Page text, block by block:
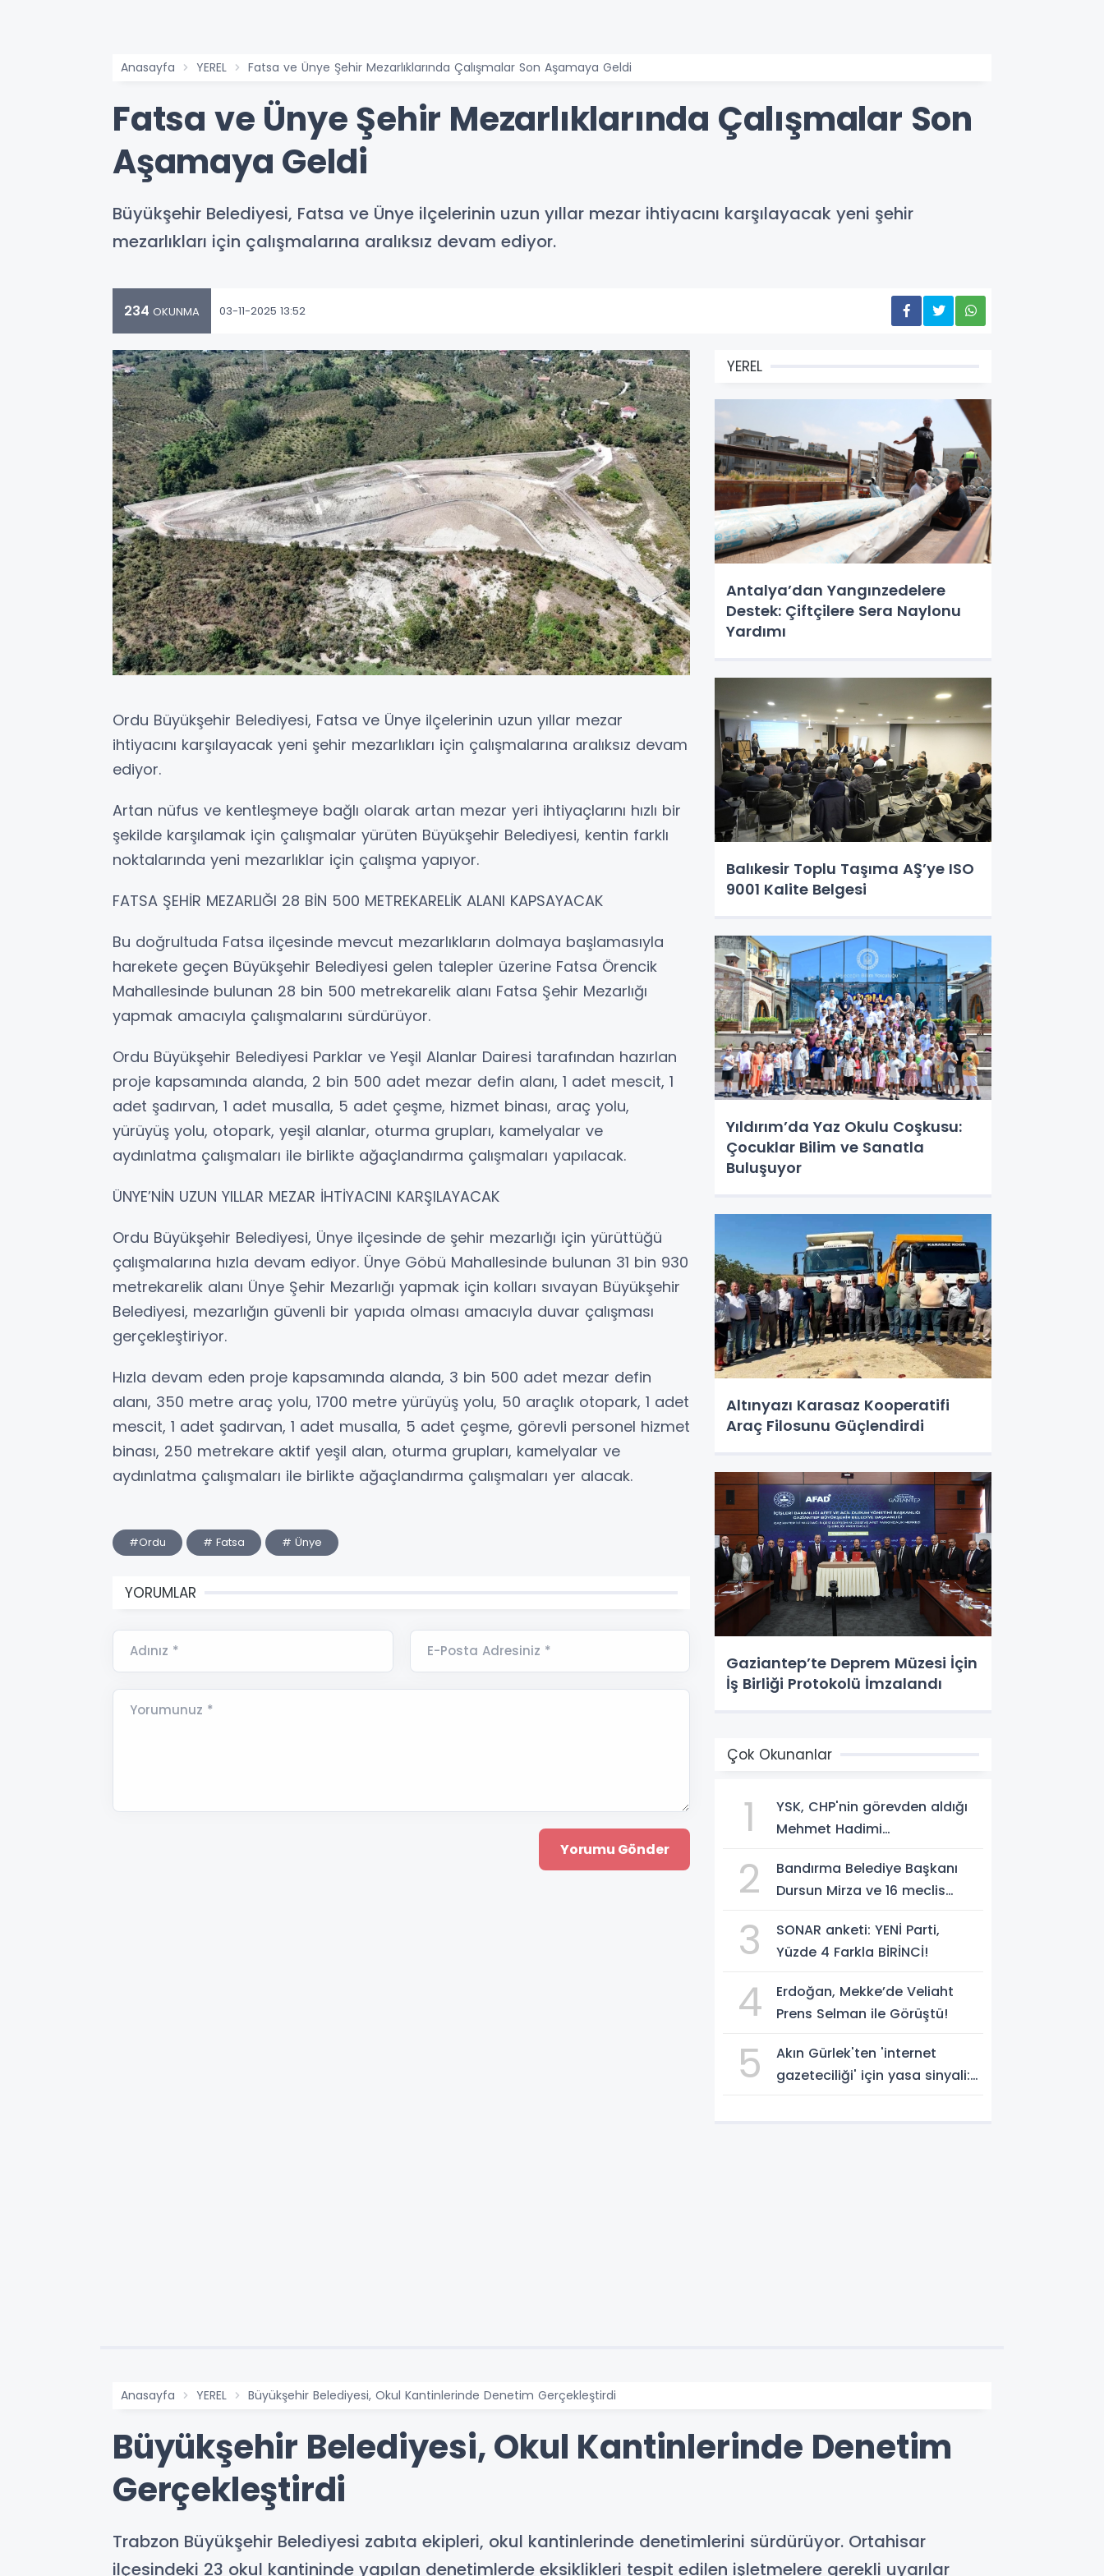
Anasayfa YEREL Fatsa ve Ünye Şehir Mezarlıklarında Çalışmalar Son Aşamaya Geldi
Fatsa ve Ünye Şehir Mezarlıklarında Çalışmalar Son
Aşamaya Geldi
Büyükşehir Belediyesi, Fatsa ve Ünye ilçelerinin uzun yıllar mezar ihtiyacını karşılayacak yeni şehir
mezarlıkları için çalışmalarına aralıksız devam ediyor.
234 OKUNMA 03-11-2025 13:52
Ordu Büyükşehir Belediyesi, Fatsa ve Ünye ilçelerinin uzun yıllar mezar
ihtiyacını karşılayacak yeni şehir mezarlıkları için çalışmalarına aralıksız devam
ediyor.
Artan nüfus ve kentleşmeye bağlı olarak artan mezar yeri ihtiyaçlarını hızlı bir
şekilde karşılamak için çalışmalar yürüten Büyükşehir Belediyesi, kentin farklı
noktalarında yeni mezarlıklar için çalışma yapıyor.
FATSA ŞEHİR MEZARLIĞI 28 BİN 500 METREKARELİK ALANI KAPSAYACAK
Bu doğrultuda Fatsa ilçesinde mevcut mezarlıkların dolmaya başlamasıyla
harekete geçen Büyükşehir Belediyesi gelen talepler üzerine Fatsa Örencik
Mahallesinde bulunan 28 bin 500 metrekarelik alanı Fatsa Şehir Mezarlığı
yapmak amacıyla çalışmalarını sürdürüyor.
Ordu Büyükşehir Belediyesi Parklar ve Yeşil Alanlar Dairesi tarafından hazırlan
proje kapsamında alanda, 2 bin 500 adet mezar defin alanı, 1 adet mescit, 1
adet şadırvan, 1 adet musalla, 5 adet çeşme, hizmet binası, araç yolu,
yürüyüş yolu, otopark, yeşil alanlar, oturma grupları, kamelyalar ve
aydınlatma çalışmaları ile birlikte ağaçlandırma çalışmaları yapılacak.
ÜNYE’NİN UZUN YILLAR MEZAR İHTİYACINI KARŞILAYACAK
Ordu Büyükşehir Belediyesi, Ünye ilçesinde de şehir mezarlığı için yürüttüğü
çalışmalarına hızla devam ediyor. Ünye Göbü Mahallesinde bulunan 31 bin 930
metrekarelik alanı Ünye Şehir Mezarlığı yapmak için kolları sıvayan Büyükşehir
Belediyesi, mezarlığın güvenli bir yapıda olması amacıyla duvar çalışması
gerçekleştiriyor.
Hızla devam eden proje kapsamında alanda, 3 bin 500 adet mezar defin
alanı, 350 metre araç yolu, 1700 metre yürüyüş yolu, 50 araçlık otopark, 1 adet
mescit, 1 adet şadırvan, 1 adet musalla, 5 adet çeşme, görevli personel hizmet
binası, 250 metrekare aktif yeşil alan, oturma grupları, kamelyalar ve
aydınlatma çalışmaları ile birlikte ağaçlandırma çalışmaları yer alacak.
#Ordu # Fatsa # Ünye
YORUMLAR
Adınız * E-Posta Adresiniz *
Yorumunuz *
YEREL
Antalya’dan Yangınzedelere
Destek: Çiftçilere Sera Naylonu
Yardımı
Balıkesir Toplu Taşıma AŞ’ye ISO
9001 Kalite Belgesi
Yıldırım’da Yaz Okulu Coşkusu:
Çocuklar Bilim ve Sanatla
Buluşuyor
Altınyazı Karasaz Kooperatifi
Araç Filosunu Güçlendirdi
Gaziantep’te Deprem Müzesi İçin
İş Birliği Protokolü İmzalandı
Çok Okunanlar
1
YSK, CHP'nin görevden aldığı
Mehmet Hadimi
temsilcisi olarak atadı!
2
Bandırma Belediye Başkanı
Dursun Mirza ve 16 meclis
geçti!
3
SONAR anketi: YENİ Parti,
Yüzde 4 Farkla BİRİNCİ!
4
Erdoğan, Mekke’de Veliaht
Prens Selman ile Görüştü!
5
Akın Gürlek'ten 'internet
gazeteciliği' için yasa sinyali:
Anasayfa YEREL Büyükşehir Belediyesi, Okul Kantinlerinde Denetim Gerçekleştirdi
Büyükşehir Belediyesi, Okul Kantinlerinde Denetim
Gerçekleştirdi
Trabzon Büyükşehir Belediyesi zabıta ekipleri, okul kantinlerinde denetimlerini sürdürüyor. Ortahisar
ilçesindeki 23 okul kantininde yapılan denetimlerde eksiklikleri tespit edilen işletmelere gerekli uyarılar